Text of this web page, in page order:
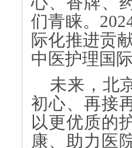
们青睐。
际化推进贡
中医护理国
未来，北
初心、再接
以更优质的
康、助力医